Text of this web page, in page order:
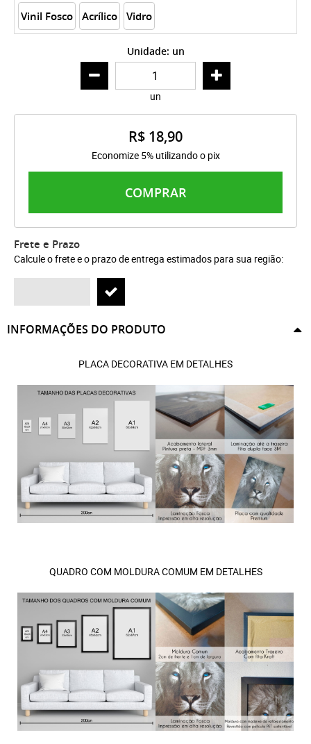
Vinil Fosco Acrílico Vidro
Unidade: un
un
R$ 18,90
Economize 5% utilizando o pix
COMPRAR
Frete e Prazo
Calcule o frete e o prazo de entrega estimados para sua região:
INFORMAÇÕES DO PRODUTO
PLACA DECORATIVA EM DETALHES
QUADRO COM MOLDURA COMUM EM DETALHES